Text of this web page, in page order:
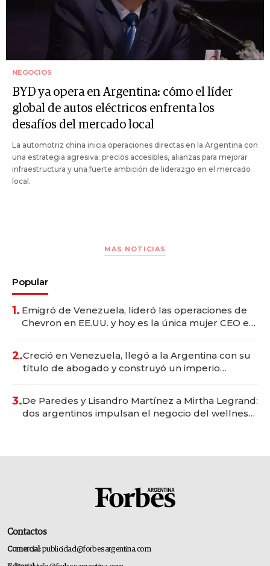
NEGOCIOS
BYD ya opera en Argentina: cómo el líder
global de autos eléctricos enfrenta los
desafíos del mercado local
La automotriz china inicia operaciones directas en la Argentina con
una estrategia agresiva: precios accesibles, alianzas para mejorar
infraestructura y una fuerte ambición de liderazgo en el mercado
local.
MAS NOTICIAS
Popular
1. Emigró de Venezuela, lideró las operaciones de
Chevron en EE.UU. y hoy es la única mujer CEO en
2.Creció en Venezuela, llegó a la Argentina con su
título de abogado y construyó un imperio
3.De Paredes y Lisandro Martínez a Mirtha Legrand:
dos argentinos impulsan el negocio del wellness
Contactos
Comercial:publicidad@forbesargentina.com